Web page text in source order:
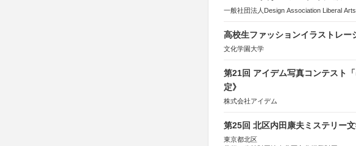
一般社団法人Design Association Liberal
高校生ファッションイラストレー
文化学園大学
第21回 アイデム写真コンテスト
定》
株式会社アイデム
第25回 北区内田康夫ミステリー
東京都北区